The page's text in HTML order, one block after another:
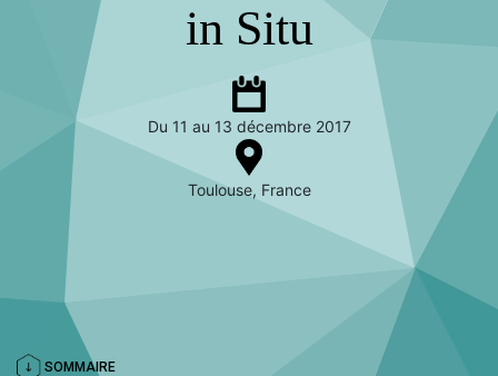
in Situ
Du 11 au 13 décembre 2017
Toulouse, France
SOMMAIRE